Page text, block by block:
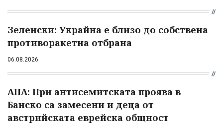
Зеленски: Украйна е близо до собствена
противоракетна отбрана
06.08.2026
АПА: При антисемитската проява в
Банско са замесени и деца от
австрийската еврейска общност